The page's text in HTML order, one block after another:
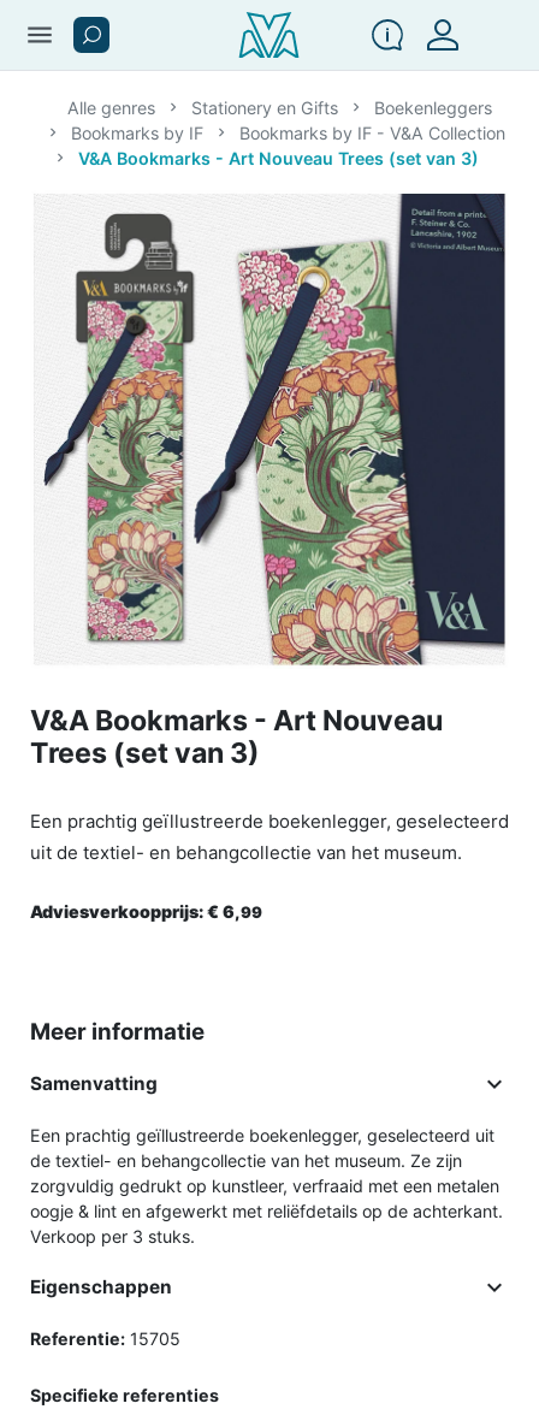
menu
Alle genres Stationery en Gifts
Boekenleggers
Bookmarks by IF
Bookmarks by IF - V&A Collection
V&A Bookmarks - Art Nouveau Trees (set van 3)
V&A Bookmarks - Art Nouveau
Trees (set van 3)
Een prachtig geïllustreerde boekenlegger, geselecteerd
uit de textiel- en behangcollectie van het museum.
Adviesverkoopprijs:€ 6,99
Meer informatie
Samenvatting 
Een prachtig geïllustreerde boekenlegger, geselecteerd uit
de textiel- en behangcollectie van het museum. Ze zijn
zorgvuldig gedrukt op kunstleer, verfraaid met een metalen
oogje & lint en afgewerkt met reliëfdetails op de achterkant.
Verkoop per 3 stuks.
Eigenschappen 
Referentie: 15705
Specifieke referenties